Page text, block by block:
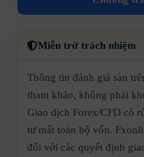
Miễn trừ trách nhiệm
Thông tin đánh giá sàn
tham khảo, không phải
Giao dịch Forex/CFD có
tư mất toàn bộ vốn.
đối với các quyết định